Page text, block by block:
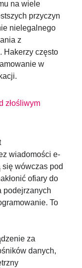
na wiele
przyczyn
nielegalnego
z
Hakerzy często
w
złośliwym
wiadomości e-
wówczas pod
ofiary do
podejrzanych
To
za
danych,